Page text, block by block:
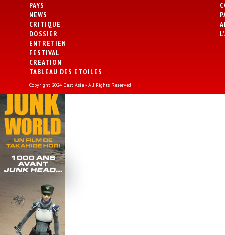
PAYS
NEWS
CRITIQUE
DOSSIER
ENTRETIEN
FESTIVAL
CREATION
TABLEAU DES ETOILES
Copyright 2024 East Asia - All Rights Reserved